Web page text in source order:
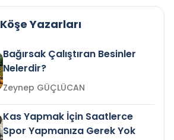
Köşe Yazarları
Bağırsak Çalıştıran Besinler
Nelerdir?
Zeynep GÜÇLÜCAN
Kas Yapmak İçin Saatlerce
Spor Yapmanıza Gerek Yok